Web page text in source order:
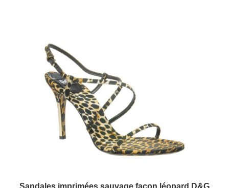
Sandales imprimées sauvage façon léopard D&G